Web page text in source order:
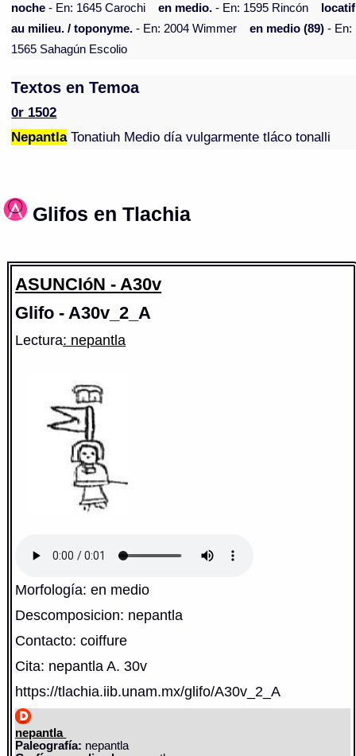
noche - En: 1645 Carochi en medio. - En: 1595 Rincón
au milieu. / toponyme. - En: 2004 Wimmer en medio (89) - En:
1565 Sahagún Escolio
Textos en Temoa
0r 1502
NepantlaTonatiuh Medio día vulgarmente tláco tonalli
Glifos en Tlachia
ASUNCIóN - A30v
Glifo - A30v_2_A
Lectura: nepantla
Morfología: en medio
Descomposicion: nepantla
Contacto: coiffure
Cita: nepantla A. 30v
https://tlachia.iib.unam.mx/glifo/A30v_2_A
nepantla
Paleografía: nepantla